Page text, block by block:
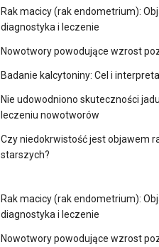
Rak macicy (rak endometrium):
diagnostyka i leczenie
Nowotwory powodujące wzrost
Badanie kalcytoniny: Cel i
Nie udowodniono skuteczności
leczeniu nowotworów
Czy niedokrwistość jest objawem
starszych?
Rak macicy (rak endometrium):
diagnostyka i leczenie
Nowotwory powodujące wzrost